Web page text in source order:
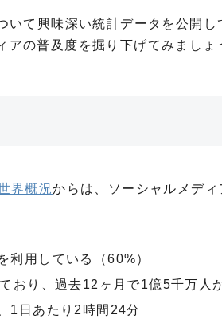
て興味深い統計データを公開
の普及度を掘り下げてみましょ
界概況からは、ソーシャルメデ
利用している（60%）
おり、過去12ヶ月で1億5千万人
1日あたり2時間24分